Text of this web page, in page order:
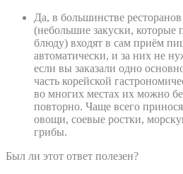
Да, в большинстве
(небольшие закуски, которые
блюду) входят в сам приём
автоматически, и за них не
если вы заказали одно
часть корейской
во многих местах их можно
повторно. Чаще всего
овощи, соевые ростки,
грибы.
Был ли этот ответ полезен?